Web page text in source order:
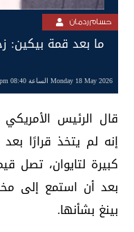
حسام ردمان
ما بعد قمة بيكين:
Monday 18 May 2026 الساعة 08:40 pm
قال الرئيس الأمريكي
إنه لم يتخذ قرارًا
بعد أن استمع إلى
بينغ بشأنها.